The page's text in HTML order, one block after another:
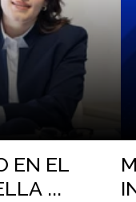
EN EL
...